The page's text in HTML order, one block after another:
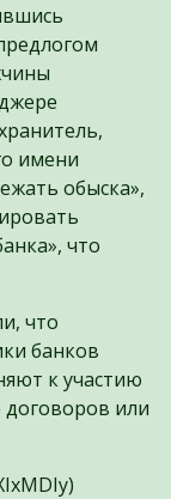
имени
обыска»,
что
что
банков
к участию
или